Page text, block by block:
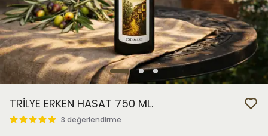
TRİLYE ERKEN HASAT 750 ML.
3 değerlendirme